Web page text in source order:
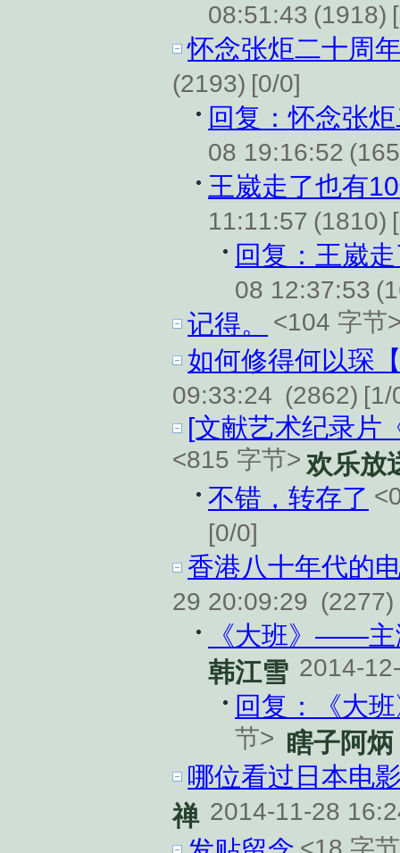
08:51:43 (1918)
怀念张炬二十周
(2193) [0/0]
回复：怀念张
08 19:16:52
王崴走了也有
11:11:57 (1810)
回复：王崴
08 12:37:53
记得。 <104 字节
如何修得何以琛
09:33:24 (2862) [1/
[文献艺术纪录片
<815 字节> 欢乐放
不错，转存了
[0/0]
香港八十年代的
29 20:09:29 (2277)
《大班》——主
韩江雪 2014-
回复：《大
节> 瞎子阿炳
哪位看过日本电
禅 2014-11-28